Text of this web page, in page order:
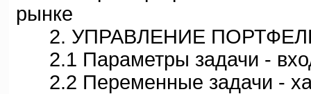
рынке
2. УПРАВЛЕНИЕ
2.1 Параметры задачи -
2.2 Переменные задачи -